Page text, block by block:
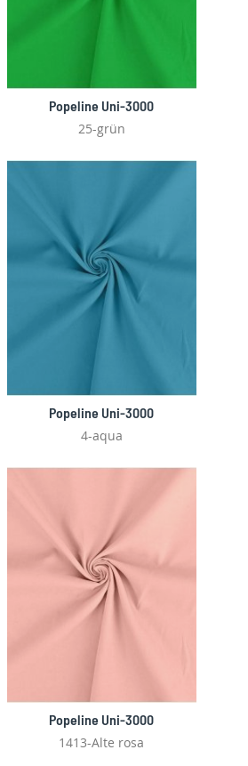
Popeline Uni-3000
25-grün
Popeline Uni-3000
4-aqua
Popeline Uni-3000
1413-Alte rosa